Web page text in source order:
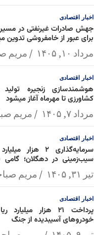
p
k
l
اخبار اقتصادی
جهش صادرات غیرنفتی در
برای عبور از خامفروشی تدوین
مرداد ۱۰, ۱۴۰۵ مریم
اخبار اقتصادی
هوشمندسازی زنجیره
کشاورزی تا مهرماه آغاز میشود
مرداد ۷, ۱۴۰۵ مریم
اخبار اقتصادی
سرمایه‌گذاری ۲
سیب‌زمینی در دهگلان؛ گامی
ارزش کشاورزیتیر ۳۱, ۱۴۰۵ مریم
اخبار اقتصادی
پرداخت ۲۱ هزار
خودروهای آسیبدیده از جنگ